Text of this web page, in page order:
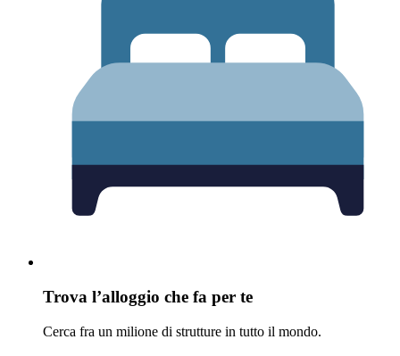
Trova l’alloggio che fa per te
Cerca fra un milione di strutture in tutto il mondo.